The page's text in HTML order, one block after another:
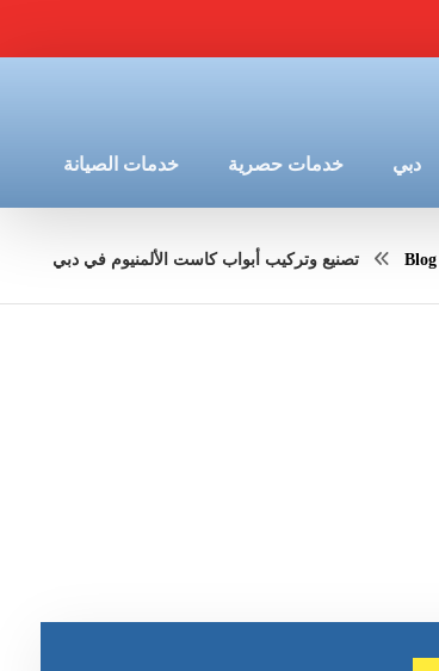
دبي خدمات حصرية خدمات الصيانة
Blog تصنيع وتركيب أبواب كاست الألمنيوم في دبي